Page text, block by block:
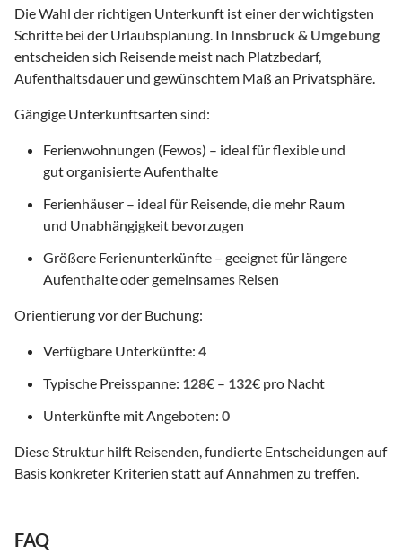
Die Wahl der richtigen Unterkunft ist einer der wichtigsten
Schritte bei der Urlaubsplanung. In Innsbruck & Umgebung
entscheiden sich Reisende meist nach Platzbedarf,
Aufenthaltsdauer und gewünschtem Maß an Privatsphäre.
Gängige Unterkunftsarten sind:
Ferienwohnungen (Fewos) – ideal für flexible und
gut organisierte Aufenthalte
Ferienhäuser – ideal für Reisende, die mehr Raum
und Unabhängigkeit bevorzugen
Größere Ferienunterkünfte – geeignet für längere
Aufenthalte oder gemeinsames Reisen
Orientierung vor der Buchung:
Verfügbare Unterkünfte: 4
Typische Preisspanne: 128€ – 132€ pro Nacht
Unterkünfte mit Angeboten: 0
Diese Struktur hilft Reisenden, fundierte Entscheidungen auf
Basis konkreter Kriterien statt auf Annahmen zu treffen.
FAQ